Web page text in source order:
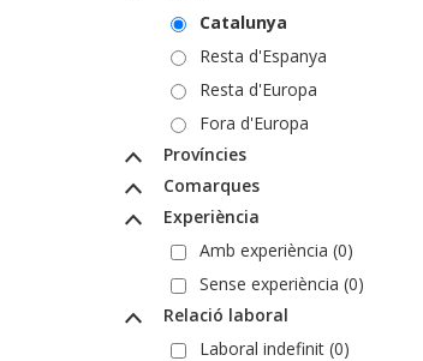
Catalunya
Resta d'Espanya
Resta d'Europa
Fora d'Europa
Províncies
Comarques
Experiència
Amb experiència (0)
Sense experiència (0)
Relació laboral
Laboral indefinit (0)